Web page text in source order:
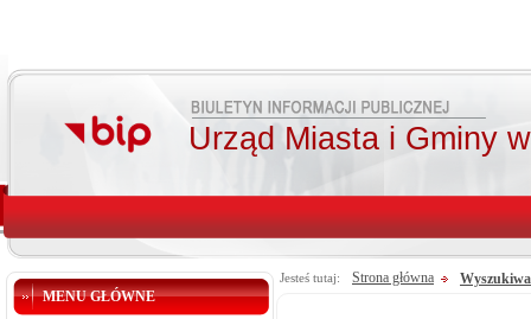
Urząd Miasta i Gminy
MENU GŁÓWNE
Jesteś tutaj: Strona główna